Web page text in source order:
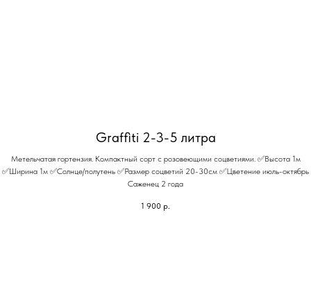
Graffiti 2-3-5 литра
Метельчатая гортензия. Компактный сорт с розовеющими соцветиями. ✅Высота 1м
✅Ширина 1м ✅Солнце/полутень ✅Размер соцветий 20-30см ✅Цветение июль-октябрь
Саженец 2 года
1 900 р.